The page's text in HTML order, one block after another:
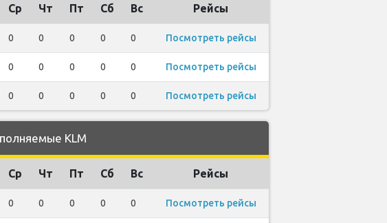
Ср Чт Пт Сб Вс Рейсы
0 0 0 0 0 Посмотреть рейсы
0 0 0 0 0 Посмотреть рейсы
0 0 0 0 0 Посмотреть рейсы
KLM
Ср Чт Пт Сб Вс Рейсы
0 0 0 0 0 Посмотреть рейсы